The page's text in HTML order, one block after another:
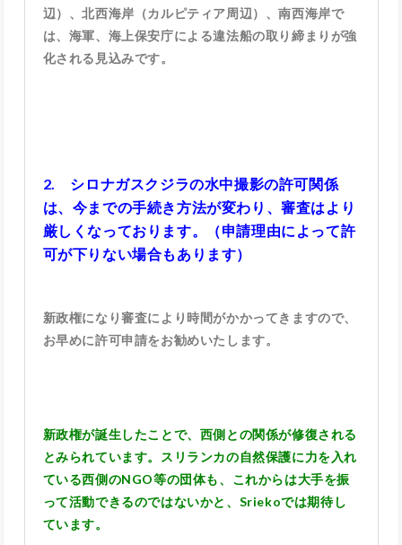
辺）、北西海岸（カルピティア周辺）、南西海岸で
は、海軍、海上保安庁による違法船の取り締まりが強
化される見込みです。
2. シロナガスクジラの水中撮影の許可関係
は、今までの手続き方法が変わり、審査はより
厳しくなっております。（申請理由によって許
可が下りない場合もあります）
新政権になり審査により時間がかかってきますので、
お早めに許可申請をお勧めいたします。
新政権が誕生したことで、西側との関係が修復される
とみられています。スリランカの自然保護に力を入れ
ている西側のNGO等の団体も、これからは大手を振
って活動できるのではないかと、Sriekoでは期待し
ています。